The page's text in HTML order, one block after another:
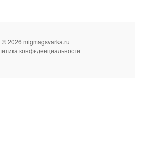
© 2026 migmagsvarka.ru
конфиденциальности